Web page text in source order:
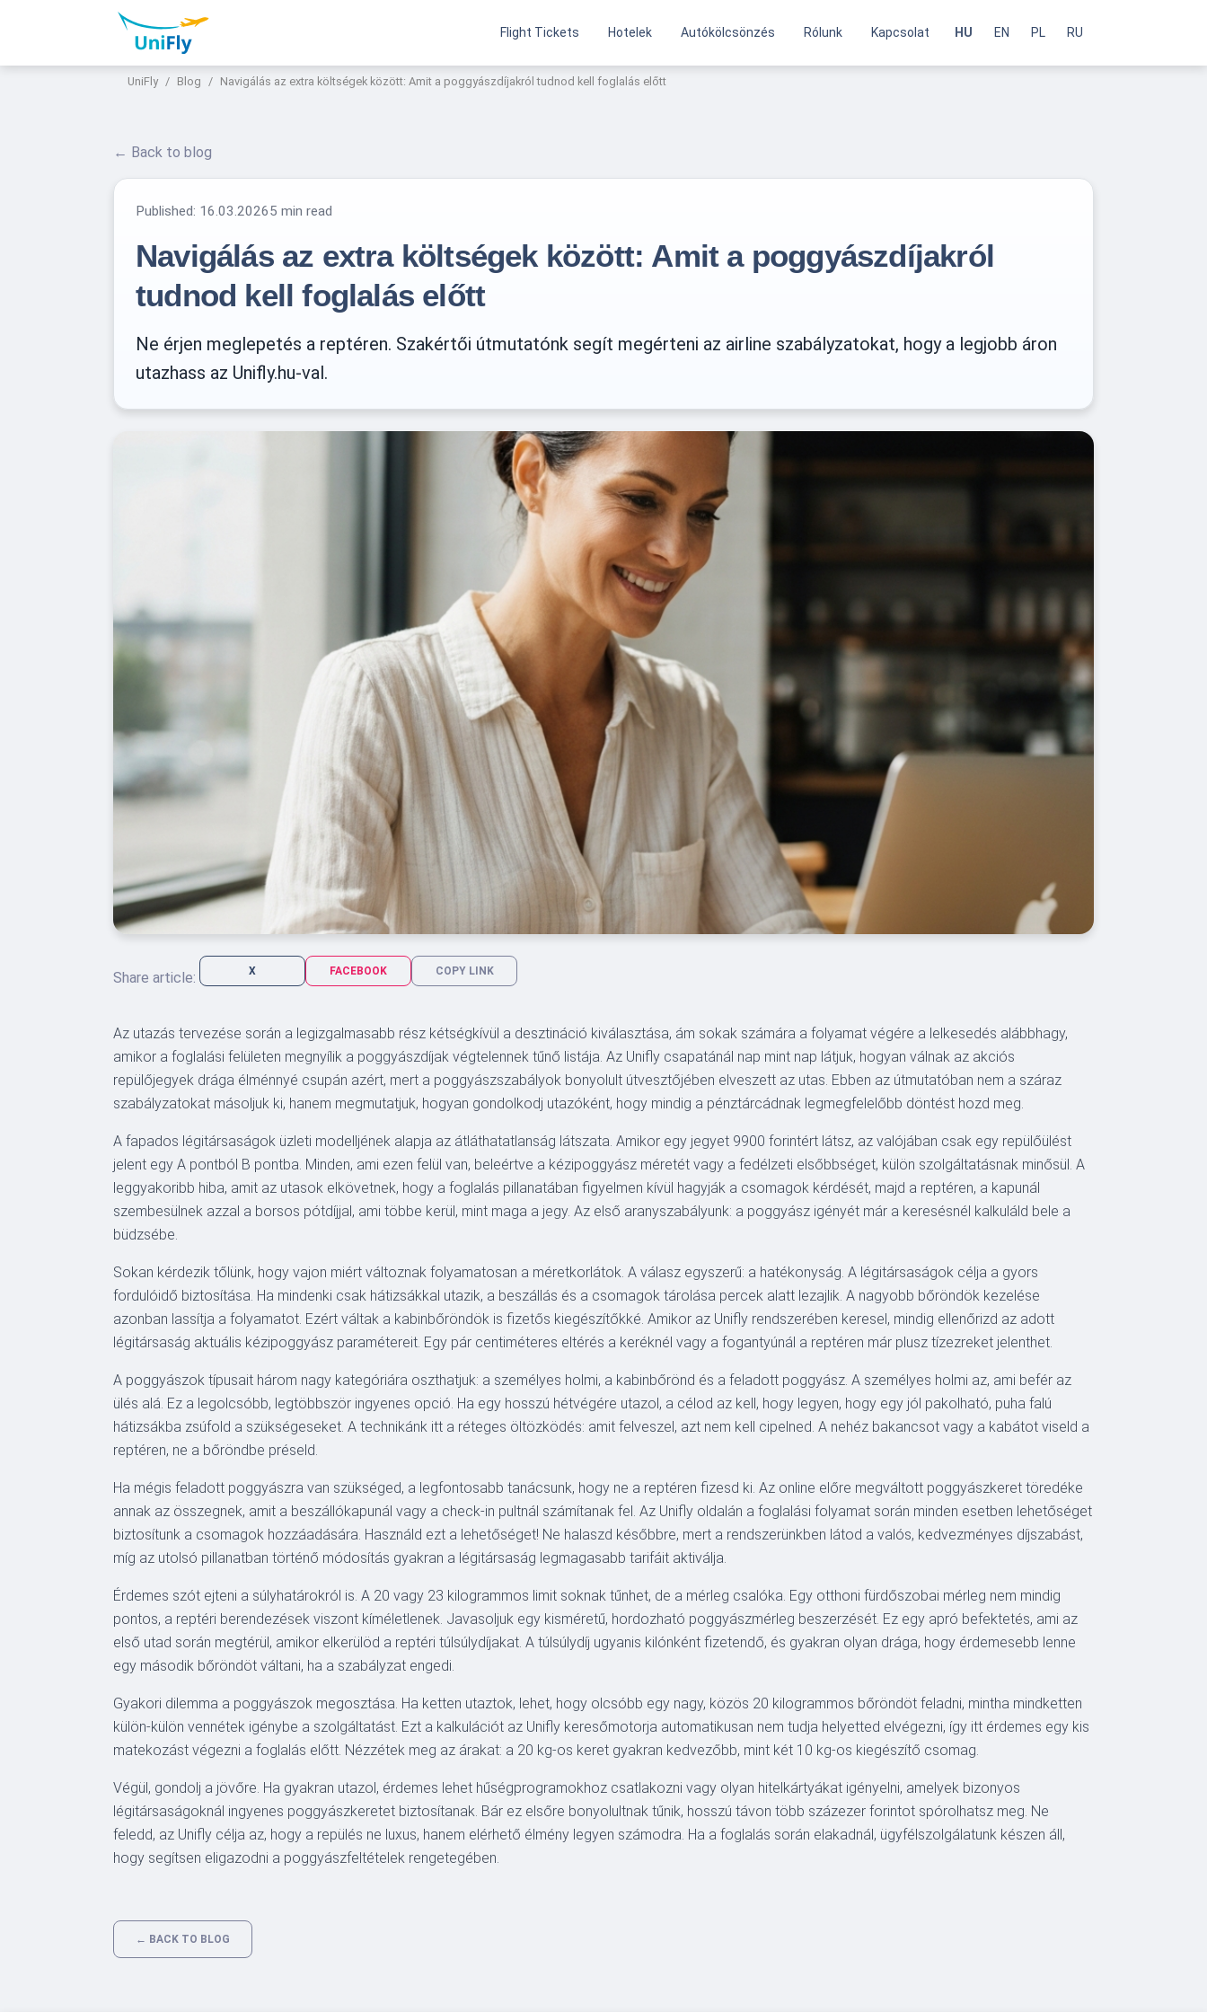
Flight Tickets Hotelek Autókölcsönzés Rólunk Kapcsolat HU EN PL RU
UniFly Blog Navigálás az extra költségek között: Amit a poggyászdíjakról tudnod kell foglalás előtt
← Back to blog
Published: 16.03.20265 min read
Navigálás az extra költségek között: Amit a poggyászdíjakról
tudnod kell foglalás előtt
Ne érjen meglepetés a reptéren. Szakértői útmutatónk segít megérteni az airline szabályzatokat, hogy a legjobb áron
utazhass az Unifly.hu-val.
Share article: X FACEBOOK COPY LINK
Az utazás tervezése során a legizgalmasabb rész kétségkívül a desztináció kiválasztása, ám sokak számára a folyamat végére a lelkesedés alábbhagy,
amikor a foglalási felületen megnyílik a poggyászdíjak végtelennek tűnő listája. Az Unifly csapatánál nap mint nap látjuk, hogyan válnak az akciós
repülőjegyek drága élménnyé csupán azért, mert a poggyászszabályok bonyolult útvesztőjében elveszett az utas. Ebben az útmutatóban nem a száraz
szabályzatokat másoljuk ki, hanem megmutatjuk, hogyan gondolkodj utazóként, hogy mindig a pénztárcádnak legmegfelelőbb döntést hozd meg.
A fapados légitársaságok üzleti modelljének alapja az átláthatatlanság látszata. Amikor egy jegyet 9900 forintért látsz, az valójában csak egy repülőülést
jelent egy A pontból B pontba. Minden, ami ezen felül van, beleértve a kézipoggyász méretét vagy a fedélzeti elsőbbséget, külön szolgáltatásnak minősül. A
leggyakoribb hiba, amit az utasok elkövetnek, hogy a foglalás pillanatában figyelmen kívül hagyják a csomagok kérdését, majd a reptéren, a kapunál
szembesülnek azzal a borsos pótdíjjal, ami többe kerül, mint maga a jegy. Az első aranyszabályunk: a poggyász igényét már a keresésnél kalkuláld bele a
büdzsébe.
Sokan kérdezik tőlünk, hogy vajon miért változnak folyamatosan a méretkorlátok. A válasz egyszerű: a hatékonyság. A légitársaságok célja a gyors
fordulóidő biztosítása. Ha mindenki csak hátizsákkal utazik, a beszállás és a csomagok tárolása percek alatt lezajlik. A nagyobb bőröndök kezelése
azonban lassítja a folyamatot. Ezért váltak a kabinbőröndök is fizetős kiegészítőkké. Amikor az Unifly rendszerében keresel, mindig ellenőrizd az adott
légitársaság aktuális kézipoggyász paramétereit. Egy pár centiméteres eltérés a keréknél vagy a fogantyúnál a reptéren már plusz tízezreket jelenthet.
A poggyászok típusait három nagy kategóriára oszthatjuk: a személyes holmi, a kabinbőrönd és a feladott poggyász. A személyes holmi az, ami befér az
ülés alá. Ez a legolcsóbb, legtöbbször ingyenes opció. Ha egy hosszú hétvégére utazol, a célod az kell, hogy legyen, hogy egy jól pakolható, puha falú
hátizsákba zsúfold a szükségeseket. A technikánk itt a réteges öltözködés: amit felveszel, azt nem kell cipelned. A nehéz bakancsot vagy a kabátot viseld a
reptéren, ne a bőröndbe préseld.
Ha mégis feladott poggyászra van szükséged, a legfontosabb tanácsunk, hogy ne a reptéren fizesd ki. Az online előre megváltott poggyászkeret töredéke
annak az összegnek, amit a beszállókapunál vagy a check-in pultnál számítanak fel. Az Unifly oldalán a foglalási folyamat során minden esetben lehetőséget
biztosítunk a csomagok hozzáadására. Használd ezt a lehetőséget! Ne halaszd későbbre, mert a rendszerünkben látod a valós, kedvezményes díjszabást,
míg az utolsó pillanatban történő módosítás gyakran a légitársaság legmagasabb tarifáit aktiválja.
Érdemes szót ejteni a súlyhatárokról is. A 20 vagy 23 kilogrammos limit soknak tűnhet, de a mérleg csalóka. Egy otthoni fürdőszobai mérleg nem mindig
pontos, a reptéri berendezések viszont kíméletlenek. Javasoljuk egy kisméretű, hordozható poggyászmérleg beszerzését. Ez egy apró befektetés, ami az
első utad során megtérül, amikor elkerülöd a reptéri túlsúlydíjakat. A túlsúlydíj ugyanis kilónként fizetendő, és gyakran olyan drága, hogy érdemesebb lenne
egy második bőröndöt váltani, ha a szabályzat engedi.
Gyakori dilemma a poggyászok megosztása. Ha ketten utaztok, lehet, hogy olcsóbb egy nagy, közös 20 kilogrammos bőröndöt feladni, mintha mindketten
külön-külön vennétek igénybe a szolgáltatást. Ezt a kalkulációt az Unifly keresőmotorja automatikusan nem tudja helyetted elvégezni, így itt érdemes egy kis
matekozást végezni a foglalás előtt. Nézzétek meg az árakat: a 20 kg-os keret gyakran kedvezőbb, mint két 10 kg-os kiegészítő csomag.
Végül, gondolj a jövőre. Ha gyakran utazol, érdemes lehet hűségprogramokhoz csatlakozni vagy olyan hitelkártyákat igényelni, amelyek bizonyos
légitársaságoknál ingyenes poggyászkeretet biztosítanak. Bár ez elsőre bonyolultnak tűnik, hosszú távon több százezer forintot spórolhatsz meg. Ne
feledd, az Unifly célja az, hogy a repülés ne luxus, hanem elérhető élmény legyen számodra. Ha a foglalás során elakadnál, ügyfélszolgálatunk készen áll,
hogy segítsen eligazodni a poggyászfeltételek rengetegében.
← BACK TO BLOG